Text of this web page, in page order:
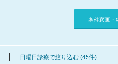
条件変更・
日曜日診療で絞り込む (45件)